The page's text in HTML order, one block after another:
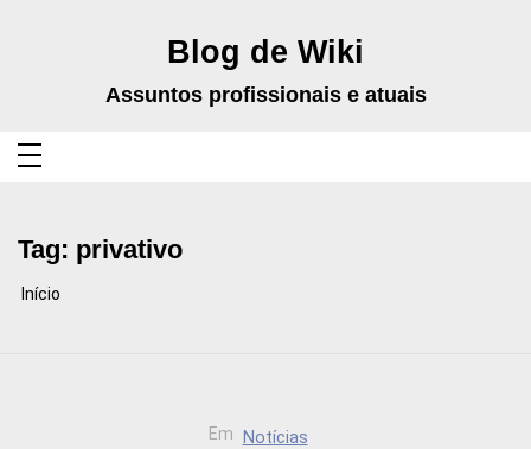
Blog de Wiki
Assuntos profissionais e atuais
Tag: privativo
Início
Em Notícias